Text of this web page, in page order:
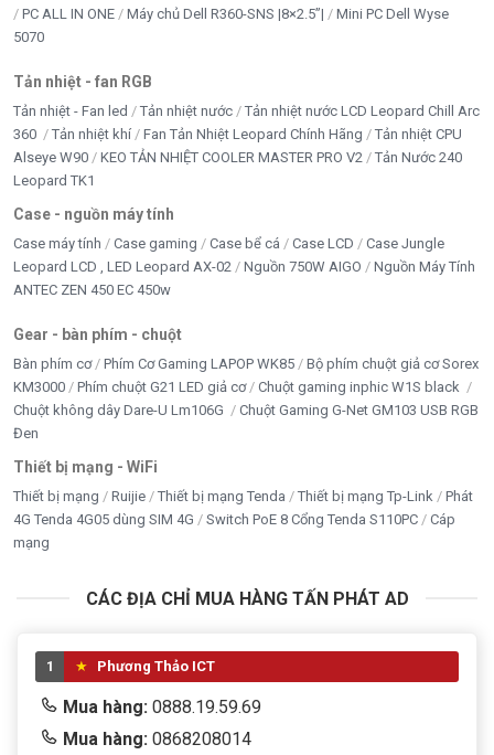
Nguồn
👉Mua ngay tại Tấn Phát – Hotline: 0949579078 –
Bấm 5 sao để ủng hộ shop
Thông số kỹ thuật
Thông số Chi tiết
PC ALL IN ONE
Máy chủ Dell R360-SNS |8×2.5”|
Mini PC Dell Wyse
5070
Tản nhiệt - fan RGB
Tản nhiệt - Fan led Tản nhiệt nước
Tản nhiệt nước LCD Leopard Chill Arc
360
Tản nhiệt khí Fan Tản Nhiệt Leopard Chính Hãng
Tản nhiệt CPU
Alseye W90
KEO TẢN NHIỆT COOLER MASTER PRO V2
Tản Nước 240
Leopard TK1
Case - nguồn máy tính
Case máy tính Case gaming Case bể cá Case LCD
Case Jungle
Leopard LCD , LED Leopard AX-02
Nguồn 750W AIGO
Nguồn Máy Tính
ANTEC ZEN 450 EC 450w
Gear - bàn phím - chuột
Bàn phím cơ Phím Cơ Gaming LAPOP WK85
Bộ phím chuột giả cơ Sorex
KM3000
Phím chuột G21 LED giả cơ
Chuột gaming inphic W1S black
Chuột không dây Dare-U Lm106G
Chuột Gaming G-Net GM103 USB RGB
Đen
Thiết bị mạng - WiFi
Thiết bị mạng Ruijie Thiết bị mạng Tenda Thiết bị mạng Tp-Link
Phát
4G Tenda 4G05 dùng SIM 4G
Switch PoE 8 Cổng Tenda S110PC
Cáp
mạng
CÁC ĐỊA CHỈ MUA HÀNG TẤN PHÁT AD
1 Phương Thảo ICT
Mua hàng: 0888.19.59.69
Mua hàng: 0868208014